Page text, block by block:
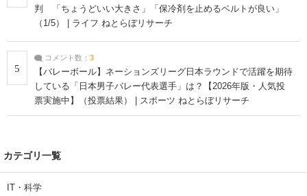
判 「ちょうどいい大きさ」「保冷剤を止めるベルトが良い」
（1/5） | ライフ ねとらぼリサーチ
5
コメント数： 3
【バレーボール】ネーションズリーグ日本ラウンドで活躍を期待
している「日本男子バレー代表選手」は？【2026年版・人気投
票実施中】（投票結果） | スポーツ ねとらぼリサーチ
カテゴリ一覧
IT・科学